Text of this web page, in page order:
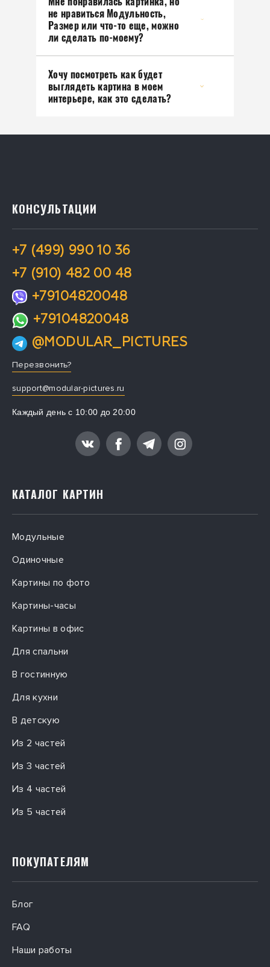
не нравиться Модульность,
Размер или что-то еще, можно
ли сделать по-моему?
Хочу посмотреть как будет
выглядеть картина в моем
интерьере, как это сделать?
КАТАЛОГ КАРТИН
Модульные
Одиночные
Картины по фото
Картины-часы
Картины в офис
Для спальни
В гостинную
Для кухни
В детскую
Из 2 частей
Из 3 частей
Из 4 частей
Из 5 частей
ПОКУПАТЕЛЯМ
Блог
FAQ
Наши работы
КОНСУЛЬТАЦИИ
+7 (499) 990 10 36
+7 (910) 482 00 48
+79104820048
+79104820048
@MODULAR_PICTURES
Перезвонить?
support@modular-pictures.ru
Каждый день с 10:00 до 20:00